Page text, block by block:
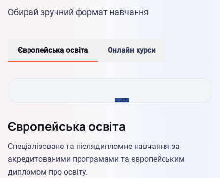
Обирай зручний формат навчання
Європейська освіта Онлайн курси
Європейська освіта
Спеціалізоване та післядипломне навчання за
акредитованими програмами та європейським
дипломом про освіту.